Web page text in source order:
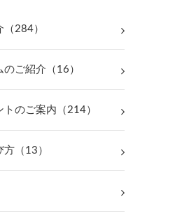
284）
ご紹介（16）
のご案内（214）
（13）